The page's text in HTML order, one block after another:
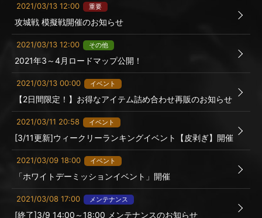
2021/03/13 12:00 重要
攻城戦 模擬戦開催のお知らせ
2021/03/13 12:00 その他
2021年3～4月ロードマップ公開！
2021/03/13 00:00 イベント
【2日間限定！】お得なアイテム詰め合わせ再販のお知らせ
2021/03/11 20:58 イベント
[3/11更新]ウィークリーランキングイベント【皮剥ぎ】開催
2021/03/09 18:00 イベント
「ホワイトデーミッションイベント」開催
2021/03/08 17:00 メンテナンス
[終了]3/9 14:00～18:00 メンテナンスのお知らせ